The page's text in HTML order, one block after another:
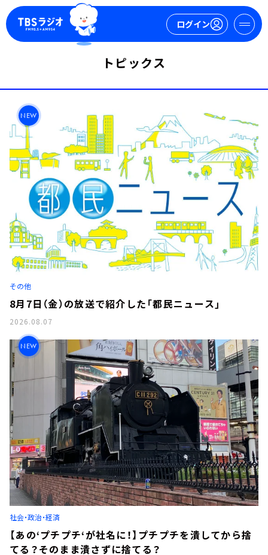
ログイン
今日の番組表
週間番組表
トピックス
TBS Podcast
お知らせ
YouTube
会社情報
トピックス
NEW
その他
8月7日（金）の放送で紹介した「都民ニュース」
2026.08.07
NEW
社会・政治・経済
【あの‘プチプチ‘が社名に！】プチプチを潰してから捨
てる？そのまま潰さずに捨てる？